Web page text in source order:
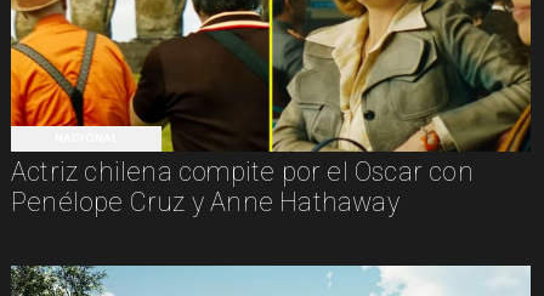
Actriz chilena compite por el Oscar con
Penélope Cruz y Anne Hathaway